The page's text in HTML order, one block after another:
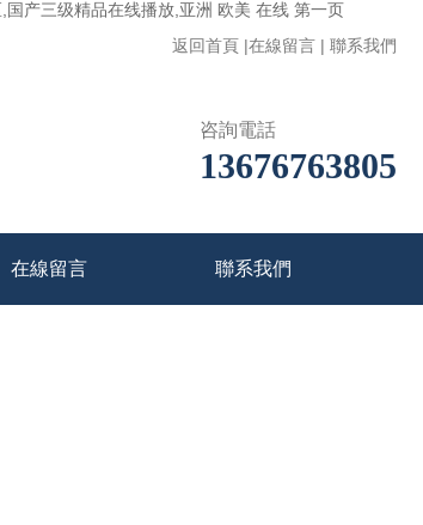
产三级精品在线播放,亚洲 欧美 在线 第一页
返回首頁 |在線留言 | 聯系我們
咨詢電話
13676763805
在線留言 聯系我們